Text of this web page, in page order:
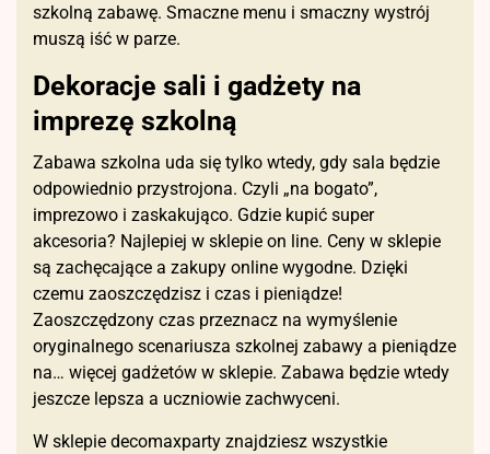
szkolną zabawę. Smaczne menu i smaczny wystrój
muszą iść w parze.
Dekoracje sali i gadżety na
imprezę szkolną
Zabawa szkolna uda się tylko wtedy, gdy sala będzie
odpowiednio przystrojona. Czyli „na bogato”,
imprezowo i zaskakująco. Gdzie kupić super
akcesoria? Najlepiej w sklepie on line. Ceny w sklepie
są zachęcające a zakupy online wygodne. Dzięki
czemu zaoszczędzisz i czas i pieniądze!
Zaoszczędzony czas przeznacz na wymyślenie
oryginalnego scenariusza szkolnej zabawy a pieniądze
na… więcej gadżetów w sklepie. Zabawa będzie wtedy
jeszcze lepsza a uczniowie zachwyceni.
W sklepie decomaxparty znajdziesz wszystkie